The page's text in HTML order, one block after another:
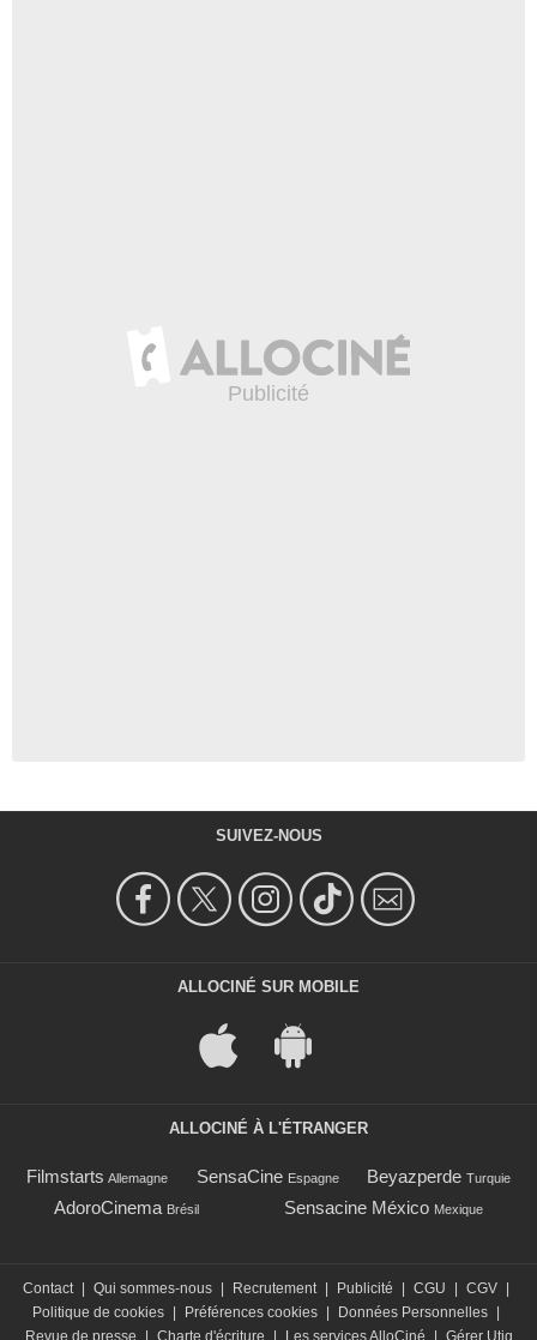
SUIVEZ-NOUS
ALLOCINÉ SUR MOBILE
ALLOCINÉ À L'ÉTRANGER
Filmstarts Allemagne SensaCine Espagne Beyazperde Turquie
AdoroCinema Brésil Sensacine México Mexique
Contact Qui sommes-nous Recrutement Publicité CGU CGV
Politique de cookies
Préférences cookies Données Personnelles